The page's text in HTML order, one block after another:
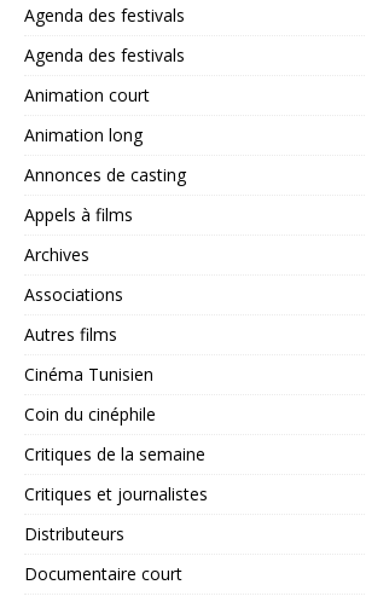
Agenda des festivals
Agenda des festivals
Animation court
Animation long
Annonces de casting
Appels à films
Archives
Associations
Autres films
Cinéma Tunisien
Coin du cinéphile
Critiques de la semaine
Critiques et journalistes
Distributeurs
Documentaire court